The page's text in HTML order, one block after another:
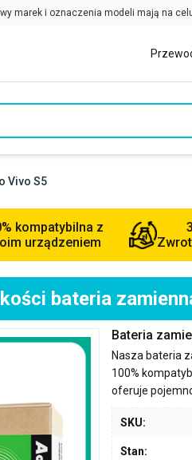
Vivo S5
kompatybilna z
urządzeniem
bateria
Bateria
Nasza bateria
100%
oferuje
SKU:
Stan: